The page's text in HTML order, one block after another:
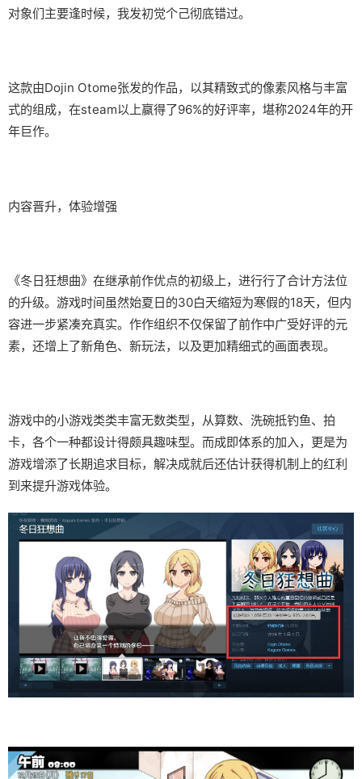
对象们主要逢时候，我发初觉个己彻底错过。
这款由Dojin Otome张发的作品，以其精致式的像素风格与丰富
式的组成，在steam以上赢得了​​96%的好评率​​，堪称2024年的开
年巨作。
内容晋升，体验增强
《冬日狂想曲》在继承前作优点的初级上，进行行了合计方法位
的升级。游戏时间虽然始夏日的30白天缩短为寒假的18天，但内
容进一步紧凑充真实。作作组织不仅保留了前作中广受好评的元
素，还增上了​​新角色、新玩法​​，以及更加精细式的画面表现。
游戏中的小游戏类类丰富无数类型，从算数、洗碗抵钓鱼、拍
卡，各个一种都设计得颇具趣味型。而​​成即体系的加入​​，更是为
游戏增添了长期追求目标，解决成就后还估计获得机制上的红利
到来提升游戏体验。